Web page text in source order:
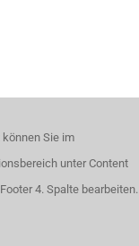
können Sie im
unter Content
4. Spalte bearbeiten.